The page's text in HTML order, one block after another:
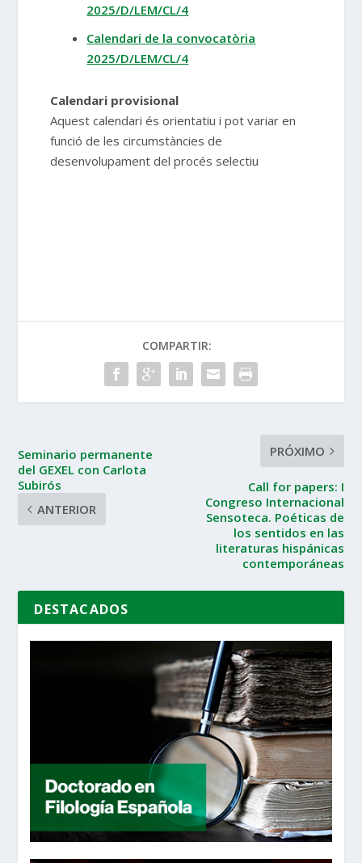
2025/D/LEM/CL/4
Calendari de la convocatòria
2025/D/LEM/CL/4
Calendari provisional
Aquest calendari és orientatiu i pot variar en
funció de les circumstàncies de
desenvolupament del procés selectiu
COMPARTIR:
Seminario permanente
del GEXEL con Carlota
Subirós
ANTERIOR
PRÓXIMO
Call for papers: I
Congreso Internacional
Sensoteca. Poéticas de
los sentidos en las
literaturas hispánicas
contemporáneas
DESTACADOS